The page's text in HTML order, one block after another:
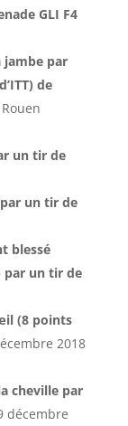
GLI F4
jambe par
de
un tir de
un tir de
blessé
par un tir de
(8 points
2018
cheville par
décembre